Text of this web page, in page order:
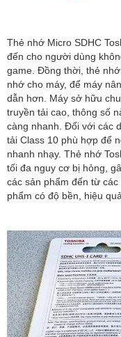
Thẻ nhớ Micro SDHC
đến cho người dùng
game. Đồng thời, thẻ
nhớ cho máy, để máy
dẫn hơn. Máy sở hữu
truyền tải cao, thông số
càng nhanh. Đối với các
tải Class 10 phù hợp để
nhanh nhạy. Thẻ nhớ
tối đa nguy cơ bị hỏng,
các sản phẩm đến từ
phẩm có độ bền, hiệu